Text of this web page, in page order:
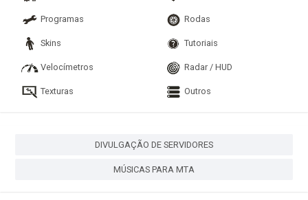
Programas Rodas
Skins Tutoriais
Velocímetros Radar / HUD
Texturas Outros
DIVULGAÇÃO DE SERVIDORES
MÚSICAS PARA MTA